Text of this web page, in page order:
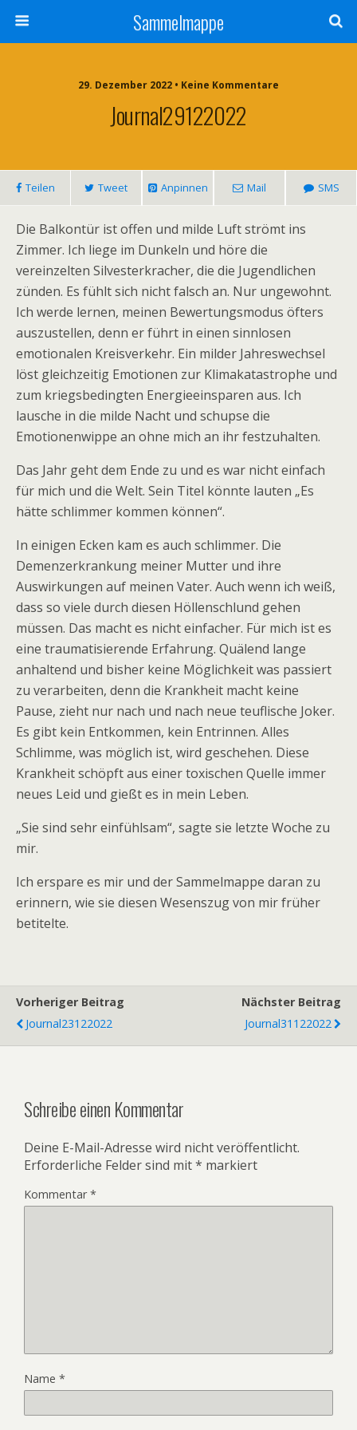
Sammelmappe
29. Dezember 2022 • Keine Kommentare
Journal29122022
Teilen Tweet Anpinnen Mail SMS
Die Balkontür ist offen und milde Luft strömt ins
Zimmer. Ich liege im Dunkeln und höre die
vereinzelten Silvesterkracher, die die Jugendlichen
zünden. Es fühlt sich nicht falsch an. Nur ungewohnt.
Ich werde lernen, meinen Bewertungsmodus öfters
auszustellen, denn er führt in einen sinnlosen
emotionalen Kreisverkehr. Ein milder Jahreswechsel
löst gleichzeitig Emotionen zur Klimakatastrophe und
zum kriegsbedingten Energieeinsparen aus. Ich
lausche in die milde Nacht und schupse die
Emotionenwippe an ohne mich an ihr festzuhalten.
Das Jahr geht dem Ende zu und es war nicht einfach
für mich und die Welt. Sein Titel könnte lauten „Es
hätte schlimmer kommen können“.
In einigen Ecken kam es auch schlimmer. Die
Demenzerkrankung meiner Mutter und ihre
Auswirkungen auf meinen Vater. Auch wenn ich weiß,
dass so viele durch diesen Höllenschlund gehen
müssen. Das macht es nicht einfacher. Für mich ist es
eine traumatisierende Erfahrung. Quälend lange
anhaltend und bisher keine Möglichkeit was passiert
zu verarbeiten, denn die Krankheit macht keine
Pause, zieht nur nach und nach neue teuflische Joker.
Es gibt kein Entkommen, kein Entrinnen. Alles
Schlimme, was möglich ist, wird geschehen. Diese
Krankheit schöpft aus einer toxischen Quelle immer
neues Leid und gießt es in mein Leben.
„Sie sind sehr einfühlsam“, sagte sie letzte Woche zu
mir.
Ich erspare es mir und der Sammelmappe daran zu
erinnern, wie sie diesen Wesenszug von mir früher
betitelte.
Vorheriger Beitrag
Journal23122022
Nächster Beitrag
Journal31122022
Schreibe einen Kommentar
Deine E-Mail-Adresse wird nicht veröffentlicht.
Erforderliche Felder sind mit* markiert
Kommentar*
Name *